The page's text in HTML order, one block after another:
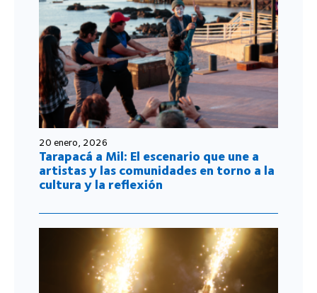
20 enero, 2026
Tarapacá a Mil: El escenario que une a
artistas y las comunidades en torno a la
cultura y la reflexión